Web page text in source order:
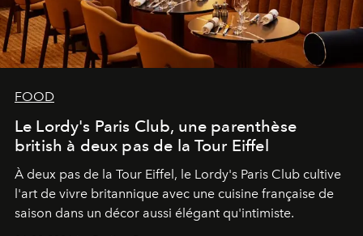
FOOD
Le Lordy's Paris Club, une parenthèse
british à deux pas de la Tour Eiffel
À deux pas de la Tour Eiffel, le Lordy's Paris Club cultive
l'art de vivre britannique avec une cuisine française de
saison dans un décor aussi élégant qu'intimiste.